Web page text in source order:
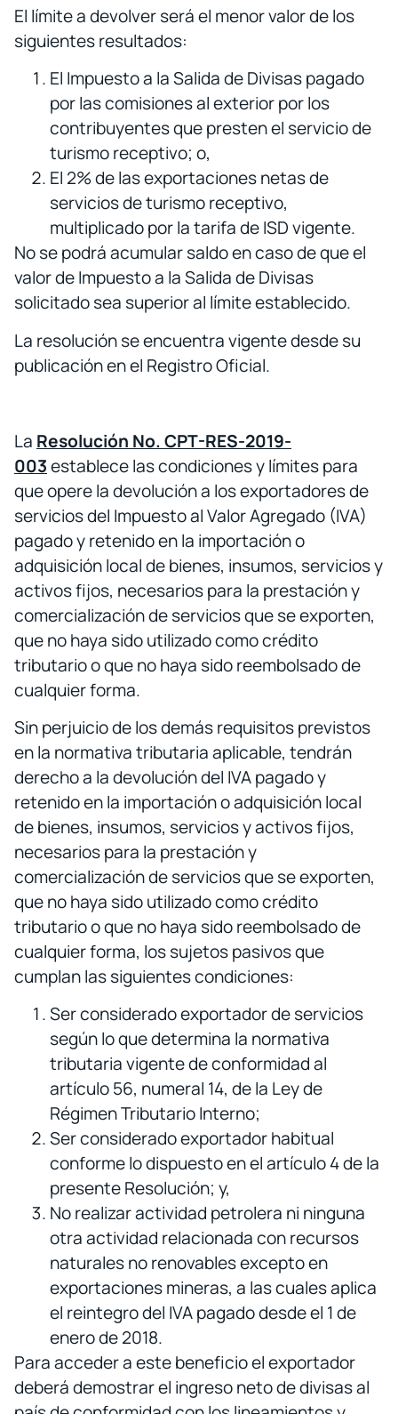
El límite a devolver será el menor valor de los
siguientes resultados:
El Impuesto a la Salida de Divisas pagado
por las comisiones al exterior por los
contribuyentes que presten el servicio de
turismo receptivo; o,
El 2% de las exportaciones netas de
servicios de turismo receptivo,
multiplicado por la tarifa de ISD vigente.
No se podrá acumular saldo en caso de que el
valor de Impuesto a la Salida de Divisas
solicitado sea superior al límite establecido.
La resolución se encuentra vigente desde su
publicación en el Registro Oficial.
La Resolución No. CPT-RES-2019-
003establece las condiciones y límites para
que opere la devolución a los exportadores de
servicios del Impuesto al Valor Agregado (IVA)
pagado y retenido en la importación o
adquisición local de bienes, insumos, servicios y
activos fijos, necesarios para la prestación y
comercialización de servicios que se exporten,
que no haya sido utilizado como crédito
tributario o que no haya sido reembolsado de
cualquier forma.
Sin perjuicio de los demás requisitos previstos
en la normativa tributaria aplicable, tendrán
derecho a la devolución del IVA pagado y
retenido en la importación o adquisición local
de bienes, insumos, servicios y activos fijos,
necesarios para la prestación y
comercialización de servicios que se exporten,
que no haya sido utilizado como crédito
tributario o que no haya sido reembolsado de
cualquier forma, los sujetos pasivos que
cumplan las siguientes condiciones:
Ser considerado exportador de servicios
según lo que determina la normativa
tributaria vigente de conformidad al
artículo 56, numeral 14, de la Ley de
Régimen Tributario Interno;
Ser considerado exportador habitual
conforme lo dispuesto en el artículo 4 de la
presente Resolución; y,
No realizar actividad petrolera ni ninguna
otra actividad relacionada con recursos
naturales no renovables excepto en
exportaciones mineras, a las cuales aplica
el reintegro del IVA pagado desde el 1 de
enero de 2018.
Para acceder a este beneficio el exportador
deberá demostrar el ingreso neto de divisas al